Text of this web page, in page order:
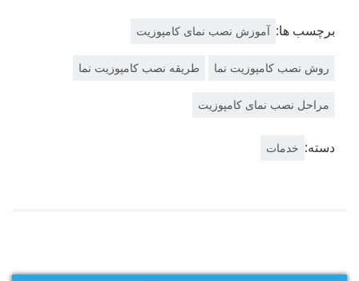
برچسب ها: آموزش نصب نمای کامپوزیت
روش نصب کامپوزیت نما طریقه نصب کامپوزیت نما
مراحل نصب نمای کامپوزیت
دسته: خدمات